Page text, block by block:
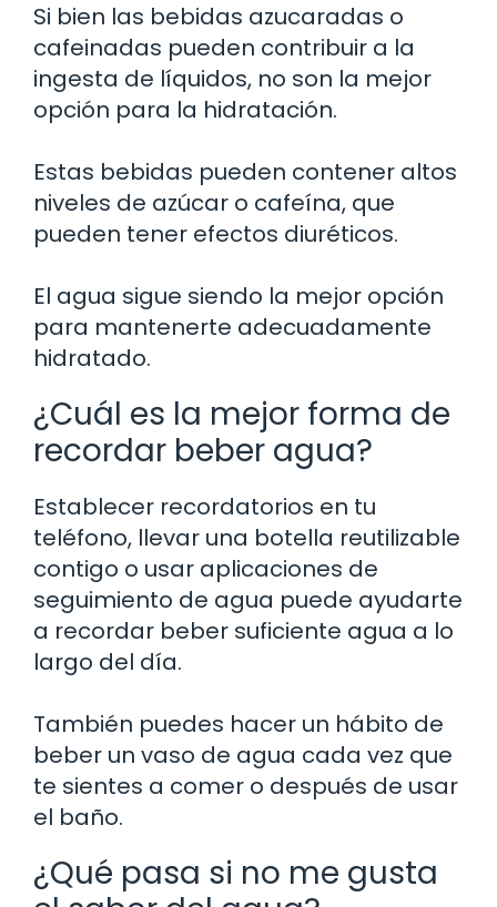
Si bien las bebidas azucaradas o
cafeinadas pueden contribuir a la
ingesta de líquidos, no son la mejor
opción para la hidratación.
Estas bebidas pueden contener altos
niveles de azúcar o cafeína, que
pueden tener efectos diuréticos.
El agua sigue siendo la mejor opción
para mantenerte adecuadamente
hidratado.
¿Cuál es la mejor forma de
recordar beber agua?
Establecer recordatorios en tu
teléfono, llevar una botella reutilizable
contigo o usar aplicaciones de
seguimiento de agua puede ayudarte
a recordar beber suficiente agua a lo
largo del día.
También puedes hacer un hábito de
beber un vaso de agua cada vez que
te sientes a comer o después de usar
el baño.
¿Qué pasa si no me gusta